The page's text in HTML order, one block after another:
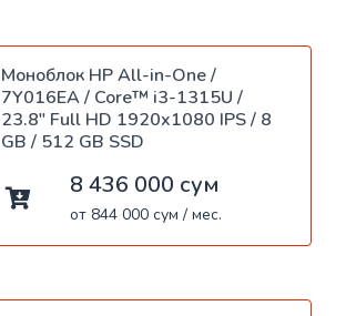
Моноблок HP All-in-One /
7Y016EA / Core™ i3-1315U /
23.8" Full HD 1920x1080 IPS / 8
GB / 512 GB SSD
8 436 000 сум
от 844 000 сум / мес.